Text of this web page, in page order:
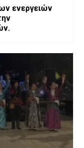
ενεργειών